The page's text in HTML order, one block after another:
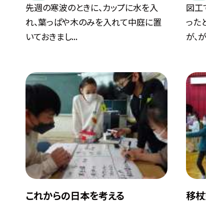
先週の寒波のときに、カップに水を入
れ、葉っぱや木のみを入れて中庭に置
いておきまし...
図工
った
が、
これからの日本を考える 移